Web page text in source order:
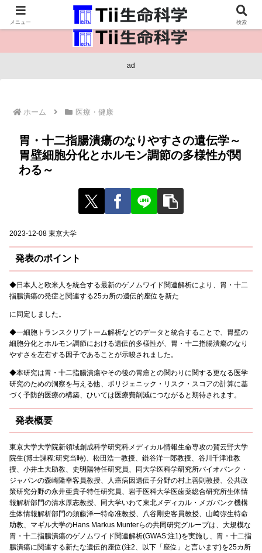
医療保健・生命・生物の情報インフラ。
ad
ホーム 医療・健康
胃・十二指腸潰瘍のなりやすさの遺伝学～
胃壁細胞分化とホルモン調節の多様性が関
わる～
2023-12-08 東京大学
発表のポイント
◆日本人と欧米人を統合する最新のゲノムワイド関連解析により、胃・十二
指腸潰瘍の発症と関連する25カ所の遺伝的座位を新た
に同定しました。
◆一細胞トランスクリプトーム解析などのデータと統合することで、胃壁の
細胞分化とホルモン調節における遺伝的多様性が、胃・十二指腸潰瘍のなり
やすさを左右する因子であることが示唆されました。
◆本研究は胃・十二指腸潰瘍やその後の胃癌との関わりに関する更なる医学
研究のための洞察を与える他、ポリジェニック・リスク・スコアの計算に基
づく予防的医療の構築、ひいては医療費削減につながると期待されます。
発表概要
東京大学大学院新領域創成科学研究科メディカル情報生命専攻の賀云野大学
院生(博士課程:研究当時)、松田浩一教授、鎌谷洋一郎教授、谷川千津准教
授、小井土大助教、史明陽特任研究員、同大学医科学研究所バイオバンク・
ジャパンの森崎隆幸客員教授、人癌病因遺伝子分野の村上善則教授、公共政
策研究分野の永井亜貴子特任研究員、岩手医科大学医歯薬総合研究所生体情
報解析部門の清水厚志教授、同大学いわて東北メディカル・メガバンク機構
生体情報解析部門の須藤洋一特命准教授、八谷剛史客員教授、山﨑弥生特命
助教、マギル大学のHans Markus Munterらの共同研究グループは、大規模な
胃・十二指腸潰瘍のゲノムワイド関連解析(GWAS:注1)を実施し、胃・十二指
腸潰瘍に関連する新たな遺伝的座位(注2、以下「座位」と言います)を25カ所
メニュー 検索